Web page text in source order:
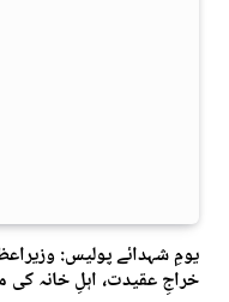
یومِ شہدائے پولیس:
خراجِ عقیدت، اہلِ خانہ کی